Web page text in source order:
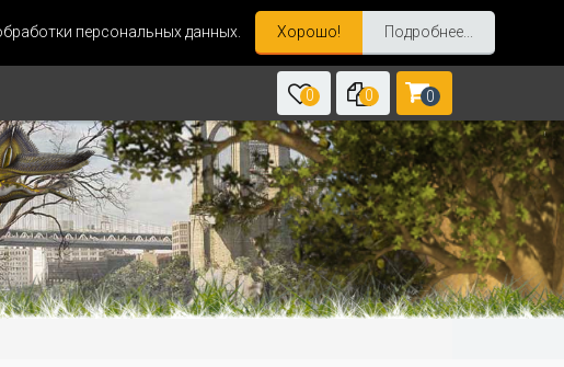
персональных данных. Хорошо! Подробнее...
0 0 0